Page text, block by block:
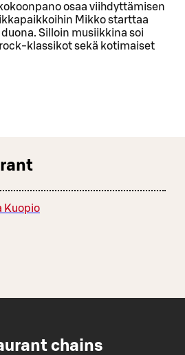
osaa viihdyttämisen
Mikko starttaa
Silloin musiikkina soi
klassikot sekä kotimaiset
Kuopio
chains